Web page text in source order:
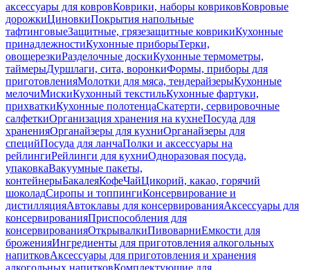
аксессуары для ковровКоврики, наборы ковриковКовровые
дорожкиЦиновкиПокрытия напольные
тафтинговыеЗащитные, грязезащитные коврикиКухонные
принадлежностиКухонные приборыТерки,
овощерезкиРазделочные доскиКухонные термометры,
таймерыДуршлаги, сита, воронкиФормы, приборы для
приготовленияМолотки для мяса, тендерайзерыКухонные
мелочиМискиКухонный текстильКухонные фартуки,
прихваткиКухонные полотенцаСкатерти, сервировочные
салфеткиОрганизация хранения на кухнеПосуда для
храненияОрганайзеры для кухниОрганайзеры для
специйПосуда для ланчаПолки и аксессуары на
рейлингиРейлинги для кухниОдноразовая посуда,
упаковкаВакуумные пакеты,
контейнерыБакалеяКофеЧайЦикорий, какао, горячий
шоколадСиропы и топпингиКонсервирование и
дистилляцияАвтоклавы для консервированияАксессуары для
консервированияПриспособления для
консервированияОткрывалкиПивоварниЕмкости для
броженияИнгредиенты для приготовления алкогольных
напитковАксессуары для приготовления и хранения
алкогольных напитковКомплектующие для